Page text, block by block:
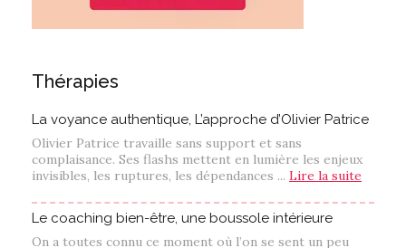
Thérapies
La voyance authentique, L’approche d’Olivier Patrice
Olivier Patrice travaille sans support et sans
complaisance. Ses flashs mettent en lumière les enjeux
invisibles, les ruptures, les dépendances ... Lire la suite
Le coaching bien-être, une boussole intérieure
On a toutes connu ce moment où l’on se sent un peu